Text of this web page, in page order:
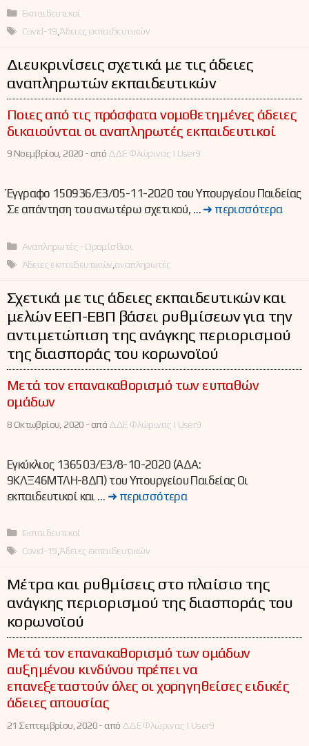
Κατηγορίες
Εκπαιδευτικοί
Ετικέτες
Covid-19 Άδειες εκπαιδευτικών
Διευκρινίσεις σχετικά με τις άδειες
αναπληρωτών εκπαιδευτικών
Ποιες από τις πρόσφατα νομοθετημένες άδειες
δικαιούνται οι αναπληρωτές εκπαιδευτικοί
9 Νοεμβρίου, 2020 -από ΔΔΕ Φλώρινας | User9
Έγγραφο 150936/Ε3/05-11-2020 του Υπουργείου Παιδείας
Σε απάντηση του ανωτέρω σχετικού, … ➜ περισσότερα
Κατηγορίες
Αναπληρωτές - Ωρομίσθιοι
Ετικέτες
Άδειες εκπαιδευτικών αναπληρωτές
Σχετικά με τις άδειες εκπαιδευτικών και
μελών ΕΕΠ-ΕΒΠ βάσει ρυθμίσεων για την
αντιμετώπιση της ανάγκης περιορισμού
της διασποράς του κορωνοϊού
Μετά τον επανακαθορισμό των ευπαθών
ομάδων
8 Οκτωβρίου, 2020 -από ΔΔΕ Φλώρινας | User9
Εγκύκλιος 136503/Ε3/8-10-2020 (ΑΔΑ:
9ΚΛΞ46ΜΤΛΗ-8ΔΠ) του Υπουργείου Παιδείας Οι
εκπαιδευτικοί και … ➜ περισσότερα
Κατηγορίες
Εκπαιδευτικοί
Ετικέτες
Covid-19,Άδειες εκπαιδευτικών
Μέτρα και ρυθμίσεις στο πλαίσιο της
ανάγκης περιορισμού της διασποράς του
κορωνοϊού
Μετά τον επανακαθορισμό των ομάδων
αυξημένου κινδύνου πρέπει να
επανεξεταστούν όλες οι χορηγηθείσες ειδικές
άδειες απουσίας
21 Σεπτεμβρίου, 2020 -από ΔΔΕ Φλώρινας | User9